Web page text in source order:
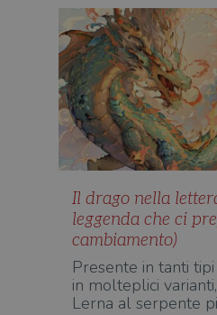
Il drago nella
leggenda che ci
cambiamento)
Presente in tanti
in molteplici
Lerna al serpente